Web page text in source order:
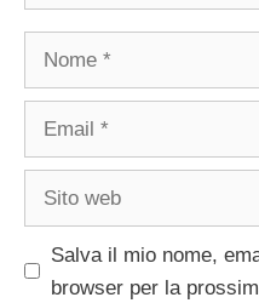
Salva il mio nome,
browser per la